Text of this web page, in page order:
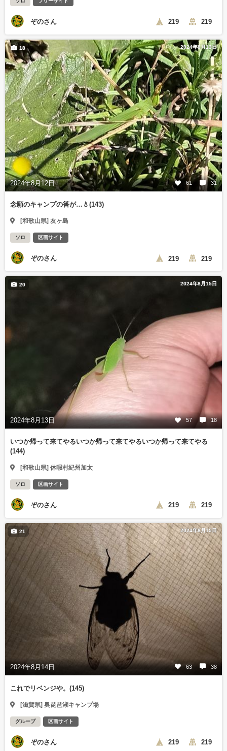
ぞのさん 219 219
2024年8月13日
2024年8月12日 61 31
18
念願のキャンプの筈が…💧(143)
[和歌山県] 友ヶ島
ソロ 区画サイト
ぞのさん 219 219
2024年8月15日
2024年8月13日 57 18
20
いつか帰って来てやるいつか帰って来てやるいつか帰って来てやる
(144)
[和歌山県] 休暇村紀州加太
ソロ 区画サイト
ぞのさん 219 219
2024年8月15日
2024年8月14日 63 38
21
これでリベンジや。(145)
[滋賀県] 奥琵琶湖キャンプ場
グループ 区画サイト
ぞのさん 219 219